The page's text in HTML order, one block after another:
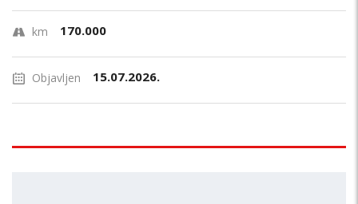
km 170.000
Objavljen 15.07.2026.